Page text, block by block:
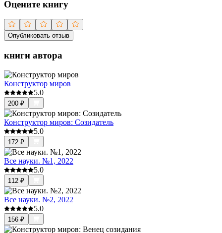
Оцените книгу
Опубликовать отзыв
книги автора
Конструктор миров
5.0
200 ₽
Конструктор миров: Созидатель
5.0
172 ₽
Все науки. №1, 2022
5.0
112 ₽
Все науки. №2, 2022
5.0
156 ₽